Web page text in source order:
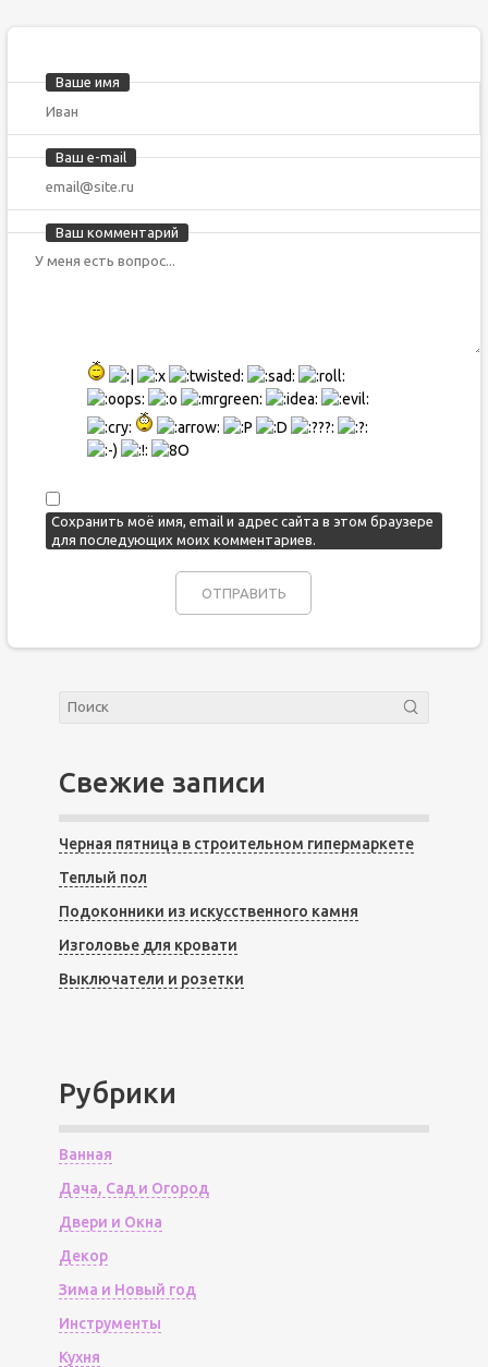
Ваше имя
Ваш e-mail
Ваш комментарий
Сохранить моё имя, email и адрес сайта в этом браузере
для последующих моих комментариев.
Свежие записи
Черная пятница в строительном гипермаркете
Теплый пол
Подоконники из искусственного камня
Изголовье для кровати
Выключатели и розетки
Рубрики
Ванная
Дача, Сад и Огород
Двери и Окна
Декор
Зима и Новый год
Инструменты
Кухня